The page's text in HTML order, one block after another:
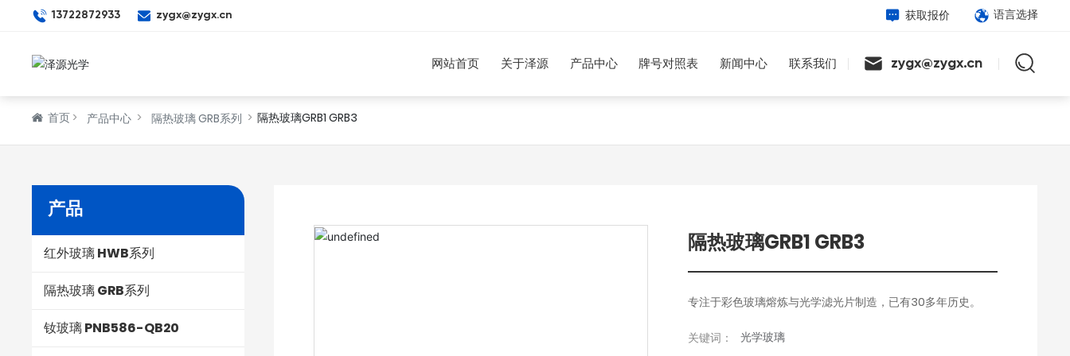
13722872933 zygx@zygx.cn 获取报价 语言选择
网站首页 关于泽源 产品中心 牌号对照表 新闻中心 联系我们 zygx@zygx.cn
首页 产品中心 隔热玻璃 GRB系列 隔热玻璃GRB1 GRB3
产品
红外玻璃 HWB系列
隔热玻璃 GRB系列
钕玻璃 PNB586-QB20
隔热玻璃GRB1 GRB3
专注于彩色玻璃熔炼与光学滤光片制造，已有30多年历史。
关键词：
光学玻璃